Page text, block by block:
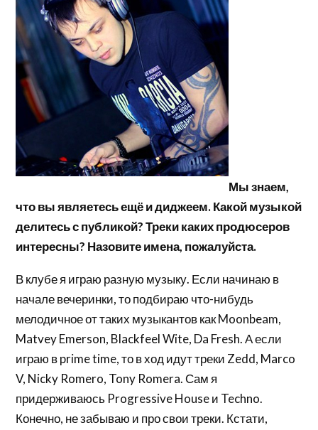
Мы знаем,
что вы являетесь ещё и диджеем. Какой музыкой
делитесь с публикой? Треки каких продюсеров
интересны? Назовите имена, пожалуйста.
В клубе я играю разную музыку. Если начинаю в
начале вечеринки, то подбираю что-нибудь
мелодичное от таких музыкантов как Moonbeam,
Matvey Emerson, Blackfeel Wite, Da Fresh. А если
играю в prime time, то в ход идут треки Zedd, Marco
V, Nicky Romero, Tony Romera. Сам я
придерживаюсь Progressive House и Techno.
Конечно, не забываю и про свои треки. Кстати,